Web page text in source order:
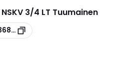
3/4 LT Tuumainen